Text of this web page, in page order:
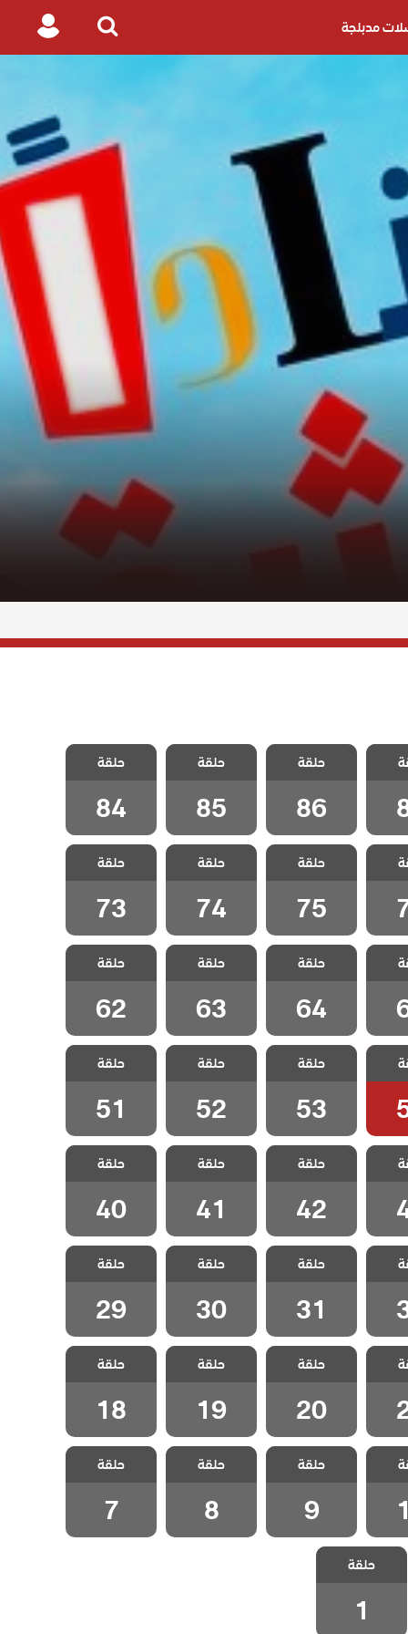
مدبلجة
Search
Login
مسلسل العشق
عناداً مدبلج
الحلقة 86
حلقة
86
مسلسل العشق
عناداً مدبلج
الحلقة 85
حلقة
85
مسلسل العشق
عناداً مدبلج
الحلقة 84
حلقة
84
مسلسل العشق
عناداً مدبلج
الحلقة 75
حلقة
75
مسلسل العشق
عناداً مدبلج
الحلقة 74
حلقة
74
مسلسل العشق
عناداً مدبلج
الحلقة 73
حلقة
73
مسلسل العشق
عناداً مدبلج
الحلقة 64
حلقة
64
مسلسل العشق
عناداً مدبلج
الحلقة 63
حلقة
63
مسلسل العشق
عناداً مدبلج
الحلقة 62
حلقة
62
مسلسل العشق
عناداً مدبلج
الحلقة 53
حلقة
53
مسلسل العشق
عناداً مدبلج
الحلقة 52
حلقة
52
مسلسل العشق
عناداً مدبلج
الحلقة 51
حلقة
51
مسلسل العشق
عناداً مدبلج
الحلقة 42
حلقة
42
مسلسل العشق
عناداً مدبلج
الحلقة 41
حلقة
41
مسلسل العشق
عناداً مدبلج
الحلقة 40
حلقة
40
مسلسل العشق
عناداً مدبلج
الحلقة 31
حلقة
31
مسلسل العشق
عناداً مدبلج
الحلقة 30
حلقة
30
مسلسل العشق
عناداً مدبلج
الحلقة 29
حلقة
29
مسلسل العشق
عناداً مدبلج
الحلقة 20
حلقة
20
مسلسل العشق
عناداً مدبلج
الحلقة 19
حلقة
19
مسلسل العشق
عناداً مدبلج
الحلقة 18
حلقة
18
مسلسل العشق
عناداً مدبلج
الحلقة 9
حلقة
9
مسلسل العشق
عناداً مدبلج
الحلقة 8
حلقة
8
مسلسل العشق
عناداً مدبلج
الحلقة 7
حلقة
7
مسلسل العشق
عناداً مدبلج
الحلقة 1
حلقة
1